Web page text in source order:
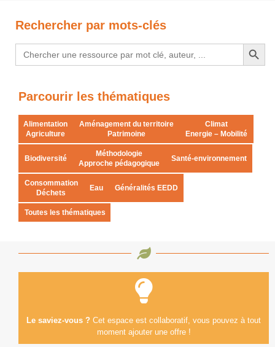
Rechercher par mots-clés
Search
for:
Search Button
Parcourir les thématiques
Alimentation
Agriculture
Aménagement du territoire
Patrimoine
Climat
Energie – Mobilité
Biodiversité
Méthodologie
Approche pédagogique
Santé-environnement
Consommation
Déchets
Eau Généralités EEDD
Toutes les thématiques
Le saviez-vous ? Cet espace est collaboratif, vous pouvez à tout
moment ajouter une offre !